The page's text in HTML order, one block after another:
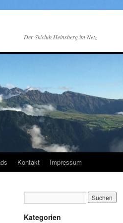
Der Skiclub Heinsberg im Netz
Kontakt Impressum
Kategorien